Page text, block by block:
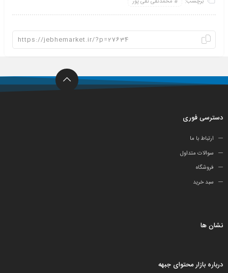
دسترسی فوری
ارتباط با ما
سوالات متداول
فروشگاه
سبد خرید
نشان ها
درباره بازار محتوای جبهه